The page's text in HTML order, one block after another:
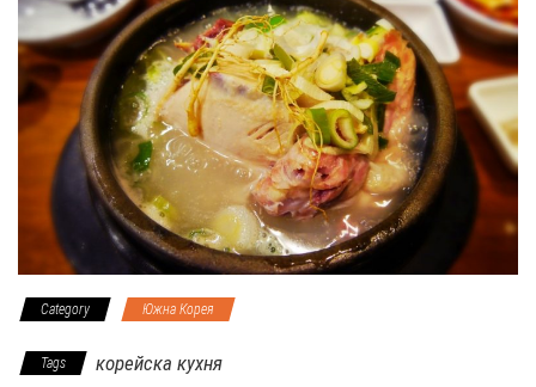
Category Южна Корея
Tags корейска кухня